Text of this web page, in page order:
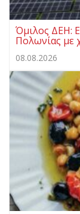
Όμιλος ΔΕΗ:
Πολωνίας με
08.08.2026